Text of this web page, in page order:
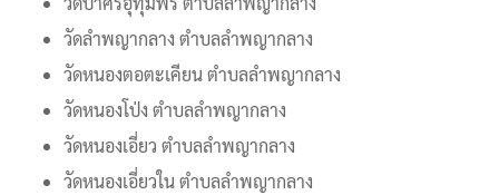
วัดลำพญากลาง ตำบลลำพญากลาง
วัดหนองตอตะเคียน ตำบลลำพญากลาง
วัดหนองโป่ง ตำบลลำพญากลาง
วัดหนองเอี่ยว ตำบลลำพญากลาง
วัดหนองเอี่ยวใน ตำบลลำพญากลาง